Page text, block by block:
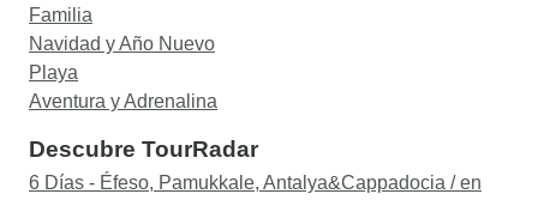
Familia
Navidad y Año Nuevo
Playa
Aventura y Adrenalina
Descubre TourRadar
6 Días - Éfeso, Pamukkale, Antalya&Cappadocia / en